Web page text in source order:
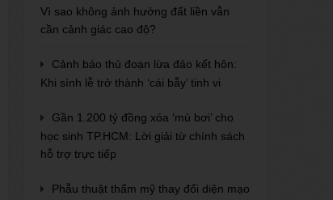
Vì sao không ảnh hưởng đất liền vẫn
cần cảnh giác cao độ?
Cảnh báo thủ đoạn lừa đảo kết hôn:
Khi sính lễ trở thành ‘cái bẫy’ tinh vi
Gần 1.200 tỷ đồng xóa ‘mù bơi’ cho
học sinh TP.HCM: Lời giải từ chính sách
hỗ trợ trực tiếp
Phẫu thuật thẩm mỹ thay đổi diện mạo